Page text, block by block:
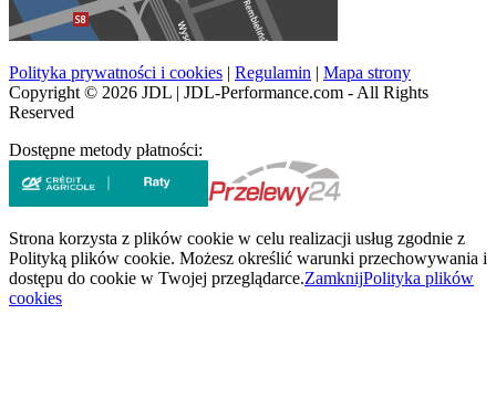
Polityka prywatności i cookies | Regulamin | Mapa strony
Copyright © 2026 JDL | JDL-Performance.com - All Rights
Reserved
Dostępne metody płatności:
Strona korzysta z plików cookie w celu realizacji usług zgodnie z
Polityką plików cookie. Możesz określić warunki przechowywania i
dostępu do cookie w Twojej przeglądarce.ZamknijPolityka plików
cookies